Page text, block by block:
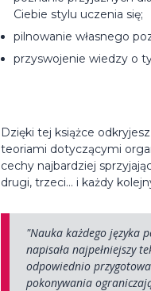
Ciebie stylu uczenia się;
pilnowanie własnego
przyswojenie wiedzy o
Dzięki tej książce
teoriami dotyczącymi
cechy najbardziej
drugi, trzeci… i każdy
"Nauka każdego języka
napisała najpełniejszy
odpowiednio
pokonywania